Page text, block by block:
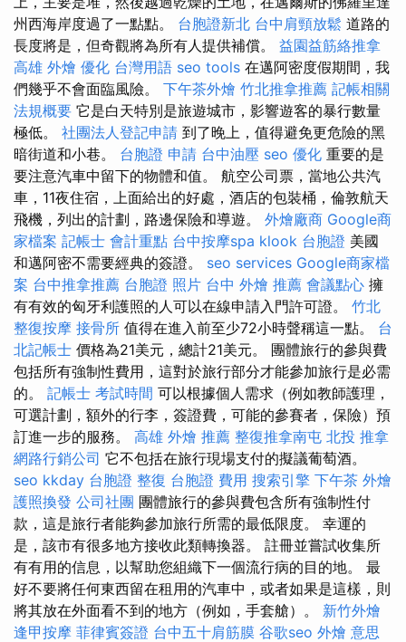
州西海岸度過了一點點。 台胞證新北 台中肩頸放鬆 道路的
長度將是，但奇觀將為所有人提供補償。 益園益筋絡推拿
高雄 外燴 優化 台灣用語 seo tools 在邁阿密度假期間，我
們幾乎不會面臨風險。 下午茶外燴 竹北推拿推薦 記帳相關
法規概要 它是白天特別是旅遊城市，影響遊客的暴行數量
極低。 社團法人登記申請 到了晚上，值得避免更危險的黑
暗街道和小巷。 台胞證 申請 台中油壓 seo 優化 重要的是
要注意汽車中留下的物體和值。 航空公司票，當地公共汽
車，11夜住宿，上面給出的好處，酒店的包裝桶，倫敦航天
飛機，列出的計劃，路邊保險和導遊。 外燴廠商 Google商
家檔案 記帳士 會計重點 台中按摩spa klook 台胞證 美國
和邁阿密不需要經典的簽證。 seo services Google商家檔
案 台中推拿推薦 台胞證 照片 台中 外燴 推薦 會議點心 擁
有有效的匈牙利護照的人可以在線申請入門許可證。 竹北
整復按摩 接骨所 值得在進入前至少72小時聲稱這一點。 台
北記帳士 價格為21美元，總計21美元。 團體旅行的參與費
包括所有強制性費用，這對於旅行部分才能參加旅行是必需
的。 記帳士 考試時間 可以根據個人需求（例如教師護理，
可選計劃，額外的行李，簽證費，可能的參賽者，保險）預
訂進一步的服務。 高雄 外燴 推薦 整復推拿南屯 北投 推拿
網路行銷公司 它不包括在旅行現場支付的擬議葡萄酒。
seo kkday 台胞證 整復 台胞證 費用 搜索引擎 下午茶 外燴
護照換發 公司社團 團體旅行的參與費包含所有強制性付
款，這是旅行者能夠參加旅行所需的最低限度。 幸運的
是，該市有很多地方接收此類轉換器。 註冊並嘗試收集所
有有用的信息，以幫助您組織下一個流行病的目的地。 最
好不要將任何東西留在租用的汽車中，或者如果是這樣，則
將其放在外面看不到的地方（例如，手套艙）。 新竹外燴
逢甲按摩 菲律賓簽證 台中五十肩筋膜 谷歌seo 外燴 意思